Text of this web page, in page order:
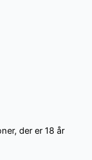
der er 18 år